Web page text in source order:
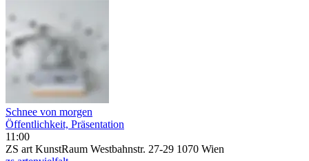
Schnee von morgen
Öffentlichkeit, Präsentation
11:00
ZS art KunstRaum Westbahnstr. 27-29 1070 Wien